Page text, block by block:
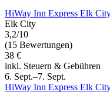
HiWay Inn Express Elk
Elk City
3,2/10
(15 Bewertungen)
38 €
inkl. Steuern & Gebühren
6. Sept.–7. Sept.
HiWay Inn Express Elk